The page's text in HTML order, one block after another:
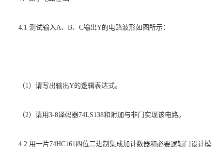
4.1 测试输入A、 B、 C输出Y的电路波形如图所示：
（1）请写出输出Y的逻辑表达式。
（2）请用3-8译码器74LS138和附加与非门实现该电路。
4.2 用一片74HC161 四位二进制集成加计数器和必要逻辑门设计模